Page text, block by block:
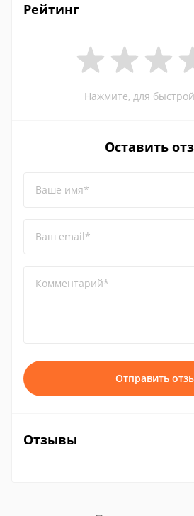
Рейтинг
Нажмите, для
Оставить
Ваше имя*
Ваш email*
Комментарий*
Отправить
Отзывы